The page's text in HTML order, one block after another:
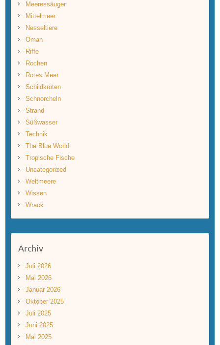
Meeressäuger
Mittelmeer
Nesseltiere
Oman
Riffe
Rochen
Rotes Meer
Schildkröten
Schnorcheln
Strand
Süßwasser
Technik
The Blue World
Tropische Fische
Uncategorized
Weltmeere
Wissen
Wrack
Archiv
Juli 2026
Mai 2026
Januar 2026
Oktober 2025
Juli 2025
Juni 2025
Mai 2025